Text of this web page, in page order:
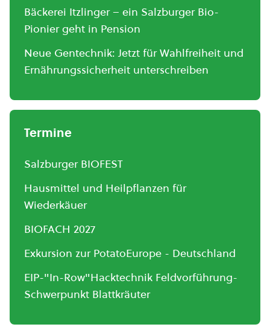
Bäckerei Itzlinger – ein Salzburger Bio-
Pionier geht in Pension
Neue Gentechnik: Jetzt für Wahlfreiheit und
Ernährungssicherheit unterschreiben
Termine
Salzburger BIOFEST
Hausmittel und Heilpflanzen für
Wiederkäuer
BIOFACH 2027
Exkursion zur PotatoEurope - Deutschland
EIP-"In-Row"Hacktechnik Feldvorführung-
Schwerpunkt Blattkräuter